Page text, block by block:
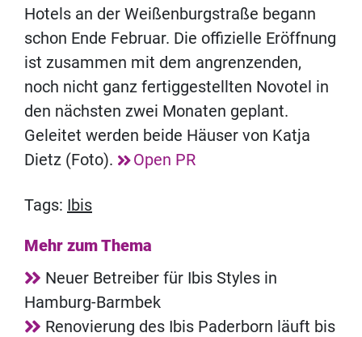
Hotels an der Weißenburgstraße begann
schon Ende Februar. Die offizielle Eröffnung
ist zusammen mit dem angrenzenden,
noch nicht ganz fertiggestellten Novotel in
den nächsten zwei Monaten geplant.
Geleitet werden beide Häuser von Katja
Dietz (Foto).
Open PR
Tags: Ibis
Mehr zum Thema
Neuer Betreiber für Ibis Styles in
Hamburg-Barmbek
Renovierung des Ibis Paderborn läuft bis